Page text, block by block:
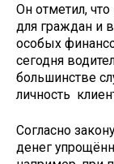
Он отметил,
для граждан и
особых
сегодня
большинстве
личность
Согласно
денег